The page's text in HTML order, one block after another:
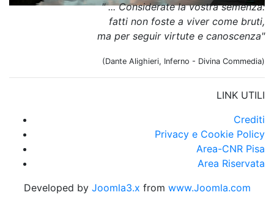
" ... Considerate la vostra semenza:
fatti non foste a viver come bruti,
ma per seguir virtute e canoscenza"
(Dante Alighieri, Inferno - Divina Commedia)
LINK UTILI
Crediti
Privacy e Cookie Policy
Area-CNR Pisa
Area Riservata
Developed by Joomla3.x from www.Joomla.com